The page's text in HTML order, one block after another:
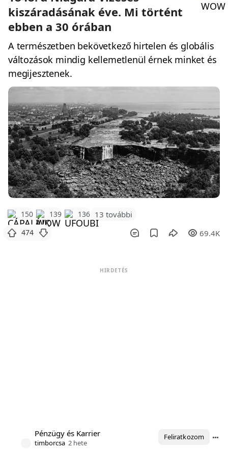
kiszáradásának éve. Mi történt
ebben a 30 órában
A természetben bekövetkező hirtelen és globális
változások mindig kellemetlenül érnek minket és
megijesztenek.
150 139 136 13 további
474 69.4K
HIRDETÉS
Pénzügy és Karrier
timborcsa 2 hete
Feliratkozom